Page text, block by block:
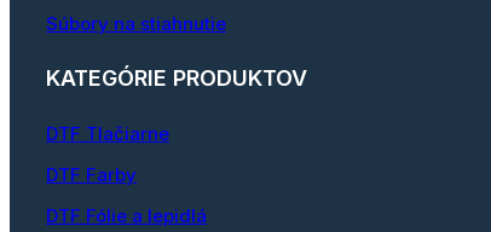
Súbory na stiahnutie
KATEGÓRIE PRODUKTOV
DTF Tlačiarne
DTF Farby
DTF Fólie a lepidlá